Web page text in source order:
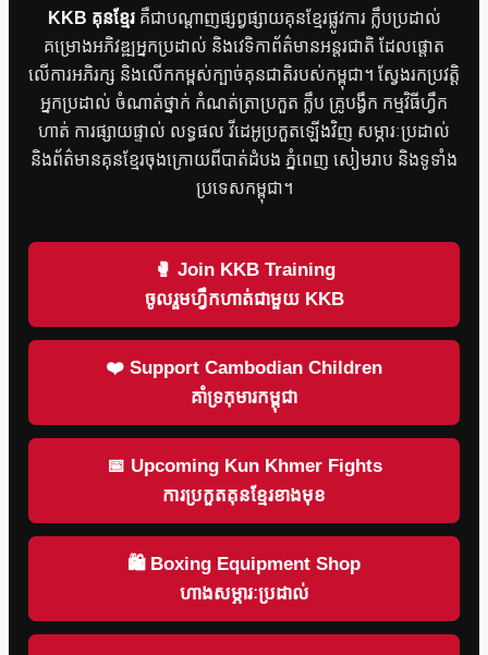
KKB គុនខ្មែរគឺជាបណ្តាញផ្សព្វផ្សាយគុនខ្មែរផ្លូវការ ក្លឹបប្រដាល់
គម្រោងអភិវឌ្ឍអ្នកប្រដាល់ និងវេទិកាព័ត៌មានអន្តរជាតិ ដែលផ្តោត
លើការអភិរក្ស និងលើកកម្ពស់ក្បាច់គុនជាតិរបស់កម្ពុជា។ ស្វែងរកប្រវត្តិ
អ្នកប្រដាល់ ចំណាត់ថ្នាក់ កំណត់ត្រាប្រកួត ក្លឹប គ្រូបង្វឹក កម្មវិធីហ្វឹក
ហាត់ ការផ្សាយផ្ទាល់ លទ្ធផល វីដេអូប្រកួតឡើងវិញ សម្ភារៈប្រដាល់
និងព័ត៌មានគុនខ្មែរចុងក្រោយពីបាត់ដំបង ភ្នំពេញ សៀមរាប និងទូទាំង
ប្រទេសកម្ពុជា។
🥊 Join KKB Training
ចូលរួមហ្វឹកហាត់ជាមួយ KKB
❤️ Support Cambodian Children
គាំទ្រកុមារកម្ពុជា
📅 Upcoming Kun Khmer Fights
ការប្រកួតគុនខ្មែរខាងមុខ
🛍 Boxing Equipment Shop
ហាងសម្ភារៈប្រដាល់